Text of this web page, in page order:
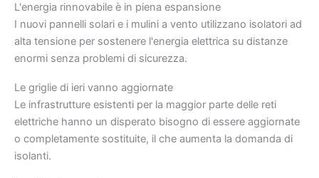
L'energia rinnovabile è in piena espansione
I nuovi pannelli solari e i mulini a vento utilizzano isolatori ad
alta tensione per sostenere l'energia elettrica su distanze
enormi senza problemi di sicurezza.
Le griglie di ieri vanno aggiornate
Le infrastrutture esistenti per la maggior parte delle reti
elettriche hanno un disperato bisogno di essere aggiornate
o completamente sostituite, il che aumenta la domanda di
isolanti.